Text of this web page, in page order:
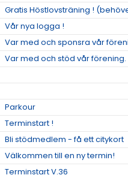
Gratis Höstlovsträning !
Vår nya logga !
Var med och sponsra vår
Var med och stöd vår förening.
Parkour
Terminstart !
Bli stödmedlem - få ett citykort
Välkommen till en ny termin!
Terminstart V.36